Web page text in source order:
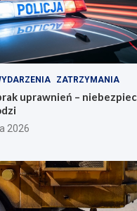
ZATRZYMANIA
uprawnień –
2026